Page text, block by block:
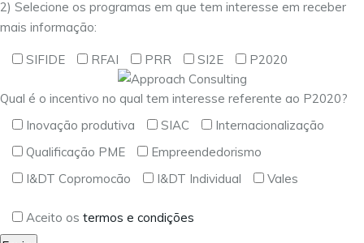
2) Selecione os programas em que tem interesse em receber
mais informação:
SIFIDE RFAI PRR SI2E P2020
Qual é o incentivo no qual tem interesse referente ao P2020?
Inovação produtiva
SIAC
Internacionalização
Qualificação PME
Empreendedorismo
I&DT Copromocão
I&DT Individual Vales
Aceito os termos e condições